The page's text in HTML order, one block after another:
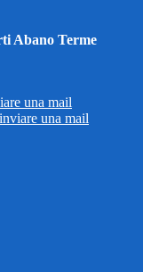
Abano Terme
una mail
una mail